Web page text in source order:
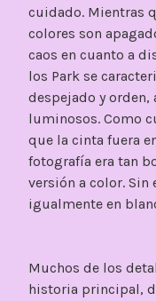
cuidado. Mientras
colores son
caos en cuanto a
los Park se
despejado y orden,
luminosos. Como
que la cinta fuera
fotografía era tan
versión a color. Sin
igualmente en
Muchos de los
historia principal,